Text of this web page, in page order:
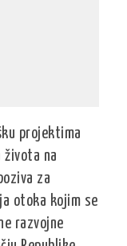
projektima
na
za
otoka kojim se
razvojne